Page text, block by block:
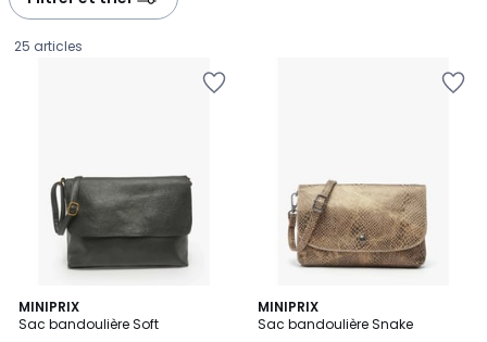
25 articles
MINIPRIX
Sac bandoulière Soft
2
Couleurs
MINIPRIX
Sac bandoulière Snake